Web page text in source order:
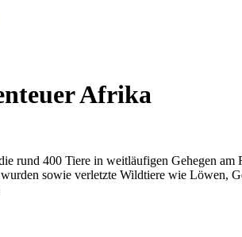
Afrika
rund 400 Tiere in weitläufigen Gehegen
sowie verletzte Wildtiere wie Löwen,